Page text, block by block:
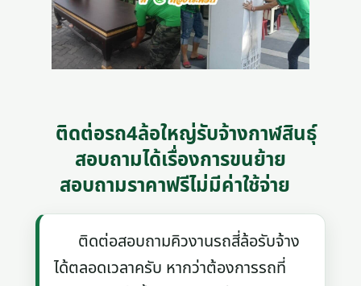
ติดต่อรถ4ล้อใหญ่รับจ้างกาฬสินธุ์
สอบถามได้เรื่องการขนย้าย
สอบถามราคาฟรีไม่มีค่าใช้จ่าย
ติดต่อสอบถามคิวงานรถสี่ล้อรับจ้าง
ได้ตลอดเวลาครับ หากว่าต้องการรถที่